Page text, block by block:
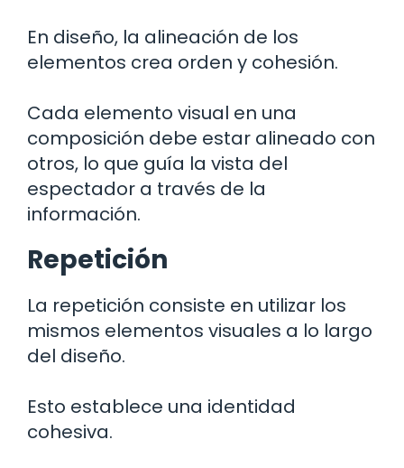
En diseño, la alineación de los
elementos crea orden y cohesión.
Cada elemento visual en una
composición debe estar alineado con
otros, lo que guía la vista del
espectador a través de la
información.
Repetición
La repetición consiste en utilizar los
mismos elementos visuales a lo largo
del diseño.
Esto establece una identidad
cohesiva.